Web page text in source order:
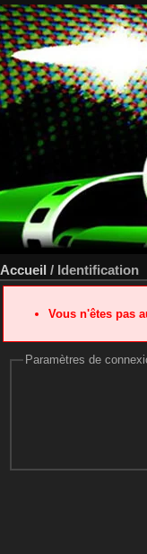
Accueil / Identification
Vous n'êtes pas
Paramètres de